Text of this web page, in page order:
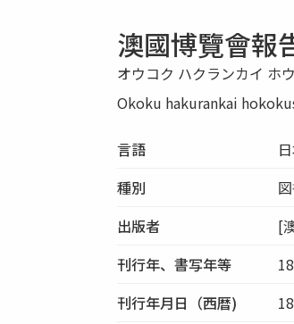
澳國博覽會報
オウコク ハクランカイ ホ
Okoku hakurankai
言語
種別
出版者
[
刊行年、書写年等
刊行年月日（西暦)